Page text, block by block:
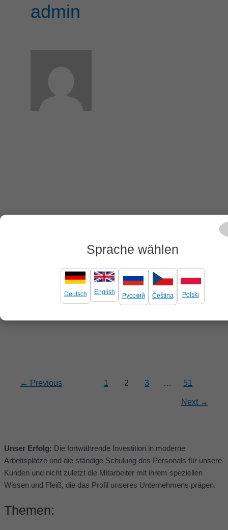
Sprache wählen
Deutsch English Русский Čeština Polski
admin
← Previous 1 2 3 … 51
Next →
Unser Erfolg: Die fortwährende Investition in moderne
Arbeitsplätze und die ständige Schulung des Personals für unsere
Kunden und nicht zuletzt die Mitarbeiter mit ihrem speziellen
Wissen und Fleiß, die das Profil unseres Unternehmens prägen.
Themen: